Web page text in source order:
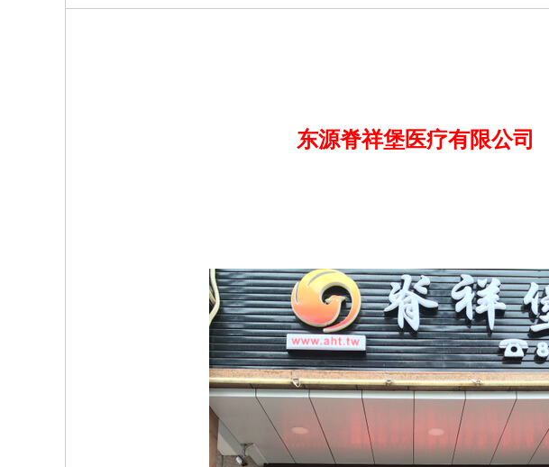
东源脊祥堡医疗有限公司